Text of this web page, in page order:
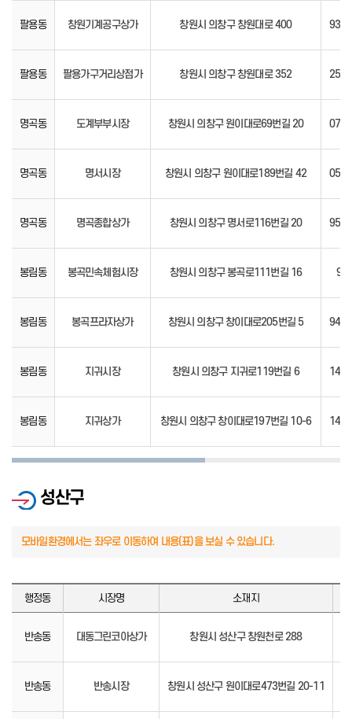
팔용동 창원기계공구상가 창원시 의창구 창원대로 400
팔용동 팔용가구거리상점가 창원시 의창구 창원대로 352
명곡동 도계부부시장 창원시 의창구 원이대로69번길 20
명곡동 명서시장 창원시 의창구 원이대로189번길 42
명곡동 명곡종합상가 창원시 의창구 명서로116번길 20
봉림동 봉곡민속체험시장 창원시 의창구 봉곡로111번길 16
봉림동 봉곡프라자상가 창원시 의창구 창이대로205번길 5
봉림동 지귀시장 창원시 의창구 지귀로119번길 6
봉림동 지귀상가 창원시 의창구 창이대로197번길 10-6
성산구
행정동 시장명 소재지
반송동 대동그린코아상가 창원시 성산구 창원천로 288
반송동 반송시장 창원시 성산구 원이대로473번길 20-11